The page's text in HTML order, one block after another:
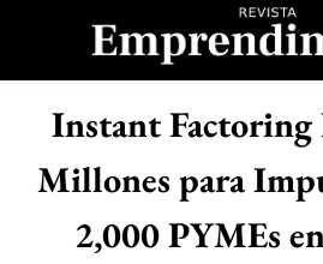
Instant Factoring
Millones para
2,000 PYMEs